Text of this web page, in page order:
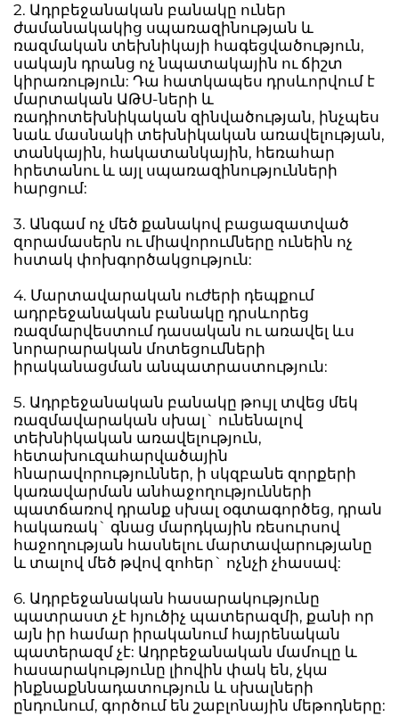
2. Ադրբեջանական բանակը ուներ
ժամանակակից սպառազինության և
ռազմական տեխնիկայի հագեցվածություն,
սակայն դրանց ոչ նպատակային ու ճիշտ
կիրառություն: Դա հատկապես դրսևորվում է
մարտական ԱԹՍ-ների և
ռադիոտեխնիկական զինվածության, ինչպես
նաև մասնակի տեխնիկական առավելության,
տանկային, հակատանկային, հեռահար
հրետանու և այլ սպառազինությունների
հարցում:
3. Անգամ ոչ մեծ քանակով բացազատված
զորամասերն ու միավորումները ունեին ոչ
հստակ փոխգործակցություն:
4. Մարտավարական ուժերի դեպքում
ադրբեջանական բանակը դրսևորեց
ռազմարվեստում դասական ու առավել ևս
նորարարական մոտեցումների
իրականացման անպատրաստություն:
5. Ադրբեջանական բանակը թույլ տվեց մեկ
ռազմավարական սխալ` ունենալով
տեխնիկական առավելություն,
հետախուզահարվածային
հնարավորություններ, ի սկզբանե զորքերի
կառավարման անհաջողությունների
պատճառով դրանք սխալ օգտագործեց, դրան
հակառակ` գնաց մարդկային ռեսուրսով
հաջողության հասնելու մարտավարությանը
և տալով մեծ թվով զոհեր` ոչնչի չհասավ:
6. Ադրբեջանական հասարակությունը
պատրաստ չէ հյուծիչ պատերազմի, քանի որ
այն իր համար իրականում հայրենական
պատերազմ չէ: Ադրբեջանական մամուլը և
հասարակությունը լիովին փակ են, չկա
ինքնաքննադատություն և սխալների
ընդունում, գործում են շաբլոնային մեթոդները: